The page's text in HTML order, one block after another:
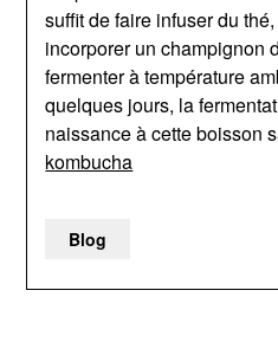
suffit de faire infuser du
incorporer un champignon
fermenter à température
quelques jours, la
naissance à cette boisson
kombucha
Blog